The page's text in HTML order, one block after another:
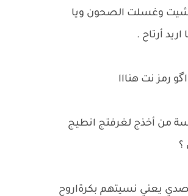
وغسلت الصحون ويا
أرتاح .
رمز نت هنااا
من أخذج لغرفتج انطيج
؟
يعني نسيتهم بكرةاروح